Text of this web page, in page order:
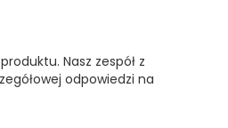
Nasz zespół z
odpowiedzi na